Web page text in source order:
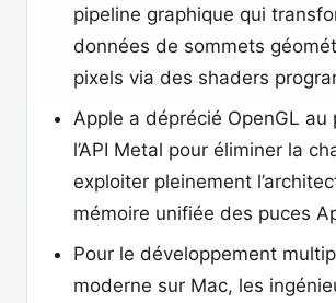
pipeline graphique qui
données de sommets
pixels via des shaders
Apple a déprécié OpenGL au
l’API Metal pour éliminer la
exploiter pleinement
mémoire unifiée des puces
Pour le développement
moderne sur Mac, les